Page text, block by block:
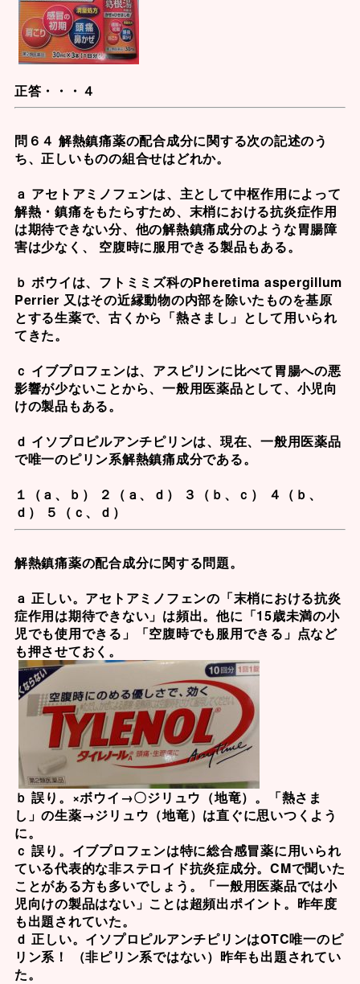
正答・・・４
問６４ 解熱鎮痛薬の配合成分に関する次の記述のう
ち、正しいものの組合せはどれか。
ａ アセトアミノフェンは、主として中枢作用によって
解熱・鎮痛をもたらすため、末梢における抗炎症作用
は期待できない分、他の解熱鎮痛成分のような胃腸障
害は少なく、 空腹時に服用できる製品もある。
ｂ ボウイは、フトミミズ科のPheretima aspergillum
Perrier 又はその近縁動物の内部を除いたものを基原
とする生薬で、古くから「熱さまし」として用いられ
てきた。
ｃ イブプロフェンは、アスピリンに比べて胃腸への悪
影響が少ないことから、一般用医薬品として、小児向
けの製品もある。
ｄ イソプロピルアンチピリンは、現在、一般用医薬品
で唯一のピリン系解熱鎮痛成分である。
１（ａ、ｂ） ２（ａ、ｄ） ３（ｂ、ｃ） ４（ｂ、
ｄ） ５（ｃ、ｄ）
解熱鎮痛薬の配合成分に関する問題。
ａ 正しい。 アセトアミノフェンの「末梢における抗炎
症作用は期待できない」は頻出。他に「15歳未満の小
児でも使用できる」「空腹時でも服用できる」点など
も押させておく。
ｂ 誤り。×ボウイ→〇ジリュウ（地竜） 。「熱さま
し」の生薬→ジリュウ（地竜）は直ぐに思いつくよう
に。
ｃ 誤り。 イブプロフェンは特に総合感冒薬に用いられ
ている代表的な非ステロイド抗炎症成分。CMで聞いた
ことがある方も多いでしょう。「一般用医薬品では小
児向けの製品はない 」ことは超頻出ポイント。昨年度
も出題されていた。
ｄ 正しい。 イソプロピルアンチピリンはOTC唯一のピ
リン系！ （非ピリン系ではない）昨年も出題されてい
た。